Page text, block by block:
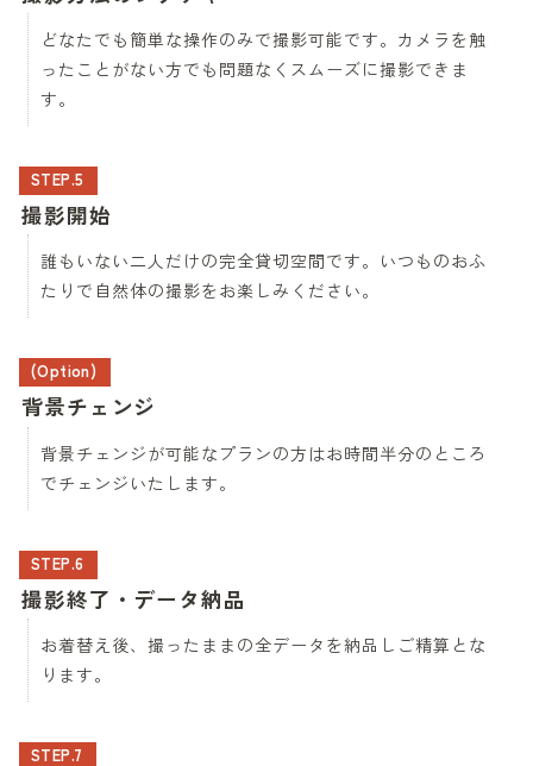
どなたでも簡単な操作のみで撮影可能です。カメラを触
ったことがない方でも問題なくスムーズに撮影できま
す。
STEP.5
撮影開始
誰もいない二人だけの完全貸切空間です。いつものおふ
たりで自然体の撮影をお楽しみください。
(Option)
背景チェンジ
背景チェンジが可能なプランの方はお時間半分のところ
でチェンジいたします。
STEP.6
撮影終了・データ納品
お着替え後、撮ったままの全データを納品しご精算とな
ります。
STEP.7